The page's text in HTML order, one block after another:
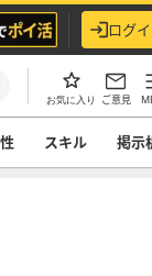
ログ
お気に入り ご意見
スキル 掲示